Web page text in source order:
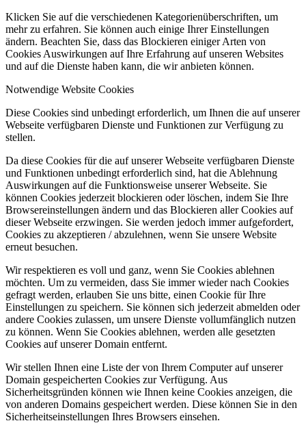
Klicken Sie auf die verschiedenen Kategorienüberschriften, um
mehr zu erfahren. Sie können auch einige Ihrer Einstellungen
ändern. Beachten Sie, dass das Blockieren einiger Arten von
Cookies Auswirkungen auf Ihre Erfahrung auf unseren Websites
und auf die Dienste haben kann, die wir anbieten können.
Notwendige Website Cookies
Diese Cookies sind unbedingt erforderlich, um Ihnen die auf unserer
Webseite verfügbaren Dienste und Funktionen zur Verfügung zu
stellen.
Da diese Cookies für die auf unserer Webseite verfügbaren Dienste
und Funktionen unbedingt erforderlich sind, hat die Ablehnung
Auswirkungen auf die Funktionsweise unserer Webseite. Sie
können Cookies jederzeit blockieren oder löschen, indem Sie Ihre
Browsereinstellungen ändern und das Blockieren aller Cookies auf
dieser Webseite erzwingen. Sie werden jedoch immer aufgefordert,
Cookies zu akzeptieren / abzulehnen, wenn Sie unsere Website
erneut besuchen.
Wir respektieren es voll und ganz, wenn Sie Cookies ablehnen
möchten. Um zu vermeiden, dass Sie immer wieder nach Cookies
gefragt werden, erlauben Sie uns bitte, einen Cookie für Ihre
Einstellungen zu speichern. Sie können sich jederzeit abmelden oder
andere Cookies zulassen, um unsere Dienste vollumfänglich nutzen
zu können. Wenn Sie Cookies ablehnen, werden alle gesetzten
Cookies auf unserer Domain entfernt.
Wir stellen Ihnen eine Liste der von Ihrem Computer auf unserer
Domain gespeicherten Cookies zur Verfügung. Aus
Sicherheitsgründen können wie Ihnen keine Cookies anzeigen, die
von anderen Domains gespeichert werden. Diese können Sie in den
Sicherheitseinstellungen Ihres Browsers einsehen.